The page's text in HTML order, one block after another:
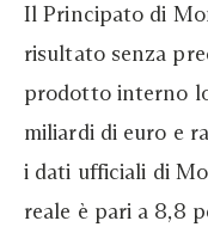
Il Principato di
risultato senza
prodotto interno
miliardi di euro e
i dati ufficiali di
reale è pari a 8,8